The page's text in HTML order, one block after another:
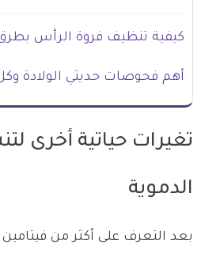
كيفية تنظيف فروة الرأس
أهم فحوصات حديثي الولادة
تغيرات حياتية أخرى
الدموية
بعد التعرف على أكثر من